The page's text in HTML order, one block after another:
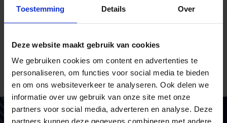
Toestemming Details Over
Deze website maakt gebruik van cookies
We gebruiken cookies om content en advertenties te
personaliseren, om functies voor social media te bieden
en om ons websiteverkeer te analyseren. Ook delen we
informatie over uw gebruik van onze site met onze
partners voor social media, adverteren en analyse. Deze
partners kunnen deze gegevens combineren met andere
waarmee de wettekst van box 3 met ingang van
2024 op dat punt wordt verduidelijkt.
Bron: Ministerie van Financiën | wetsvoorstel | 2022-
0000311865 | 14-12-2022